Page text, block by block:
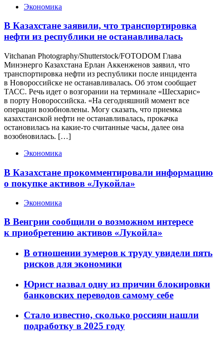
Экономика
В Казахстане заявили, что транспортировка
нефти из республики не останавливалась
Vitchanan Photography/Shutterstock/FOTODOM Глава
Минэнерго Казахстана Ерлан Аккенженов заявил, что
транспортировка нефти из республики после инцидента
в Новороссийске не останавливалась. Об этом сообщает
ТАСС. Речь идет о возгорании на терминале «Шесхарис»
в порту Новороссийска. «На сегодняшний момент все
операции возобновлены. Могу сказать, что приемка
казахстанской нефти не останавливалась, прокачка
остановилась на какие-то считанные часы, далее она
возобновилась. […]
Экономика
В Казахстане прокомментировали информацию
о покупке активов «Лукойла»
Экономика
В Венгрии сообщили о возможном интересе
к приобретению активов «Лукойла»
В отношении зумеров к труду увидели пять
рисков для экономики
Юрист назвал одну из причин блокировки
банковских переводов самому себе
Стало известно, сколько россиян нашли
подработку в 2025 году